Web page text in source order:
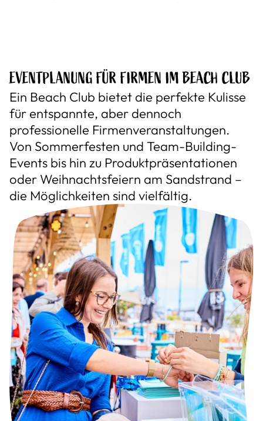
EVENTPLANUNG FÜR FIRMEN IM BEACH CLUB
Ein Beach Club bietet die perfekte Kulisse
für entspannte, aber dennoch
professionelle Firmenveranstaltungen.
Von Sommerfesten und Team-Building-
Events bis hin zu Produktpräsentationen
oder Weihnachtsfeiern am Sandstrand –
die Möglichkeiten sind vielfältig.